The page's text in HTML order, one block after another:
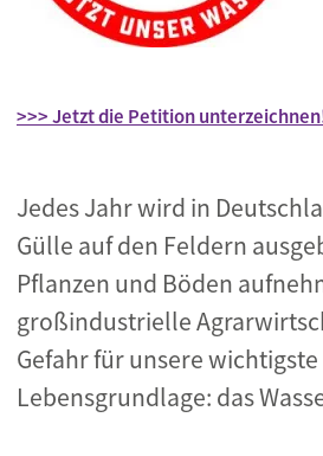
>>> Jetzt die Petition
Jedes Jahr wird in
Gülle auf den Feldern
Pflanzen und Böden
großindustrielle
Gefahr für unsere wichtigste
Lebensgrundlage: das